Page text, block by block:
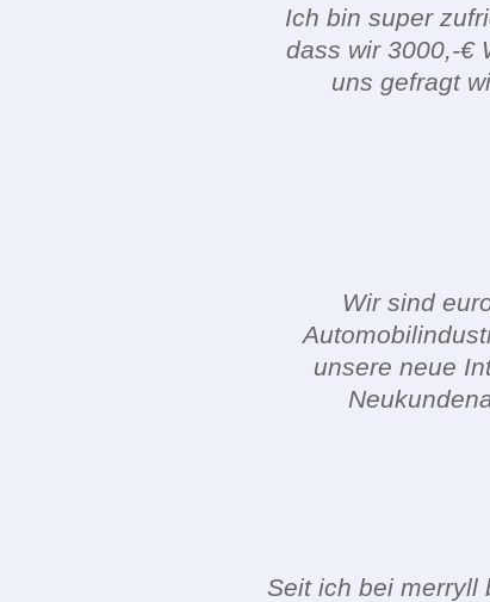
Ich bin super
dass wir 3000,-€
uns gefragt
Wir sind
unsere neue
Seit ich bei merryll